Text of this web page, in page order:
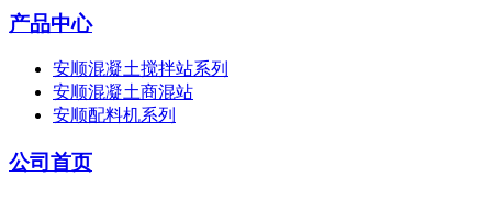
产品中心
安顺混凝土搅拌站系列
安顺混凝土商混站
安顺配料机系列
公司首页